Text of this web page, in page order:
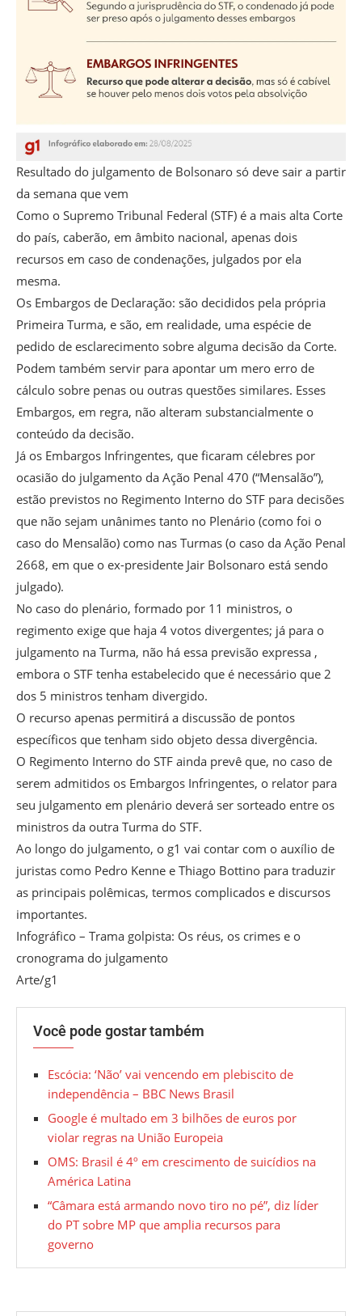
Resultado do julgamento de Bolsonaro só deve sair a partir
da semana que vem
Como o Supremo Tribunal Federal (STF) é a mais alta Corte
do país, caberão, em âmbito nacional, apenas dois
recursos em caso de condenações, julgados por ela
mesma.
Os Embargos de Declaração: são decididos pela própria
Primeira Turma, e são, em realidade, uma espécie de
pedido de esclarecimento sobre alguma decisão da Corte.
Podem também servir para apontar um mero erro de
cálculo sobre penas ou outras questões similares. Esses
Embargos, em regra, não alteram substancialmente o
conteúdo da decisão.
Já os Embargos Infringentes, que ficaram célebres por
ocasião do julgamento da Ação Penal 470 (“Mensalão”),
estão previstos no Regimento Interno do STF para decisões
que não sejam unânimes tanto no Plenário (como foi o
caso do Mensalão) como nas Turmas (o caso da Ação Penal
2668, em que o ex-presidente Jair Bolsonaro está sendo
julgado).
No caso do plenário, formado por 11 ministros, o
regimento exige que haja 4 votos divergentes; já para o
julgamento na Turma, não há essa previsão expressa ,
embora o STF tenha estabelecido que é necessário que 2
dos 5 ministros tenham divergido.
O recurso apenas permitirá a discussão de pontos
específicos que tenham sido objeto dessa divergência.
O Regimento Interno do STF ainda prevê que, no caso de
serem admitidos os Embargos Infringentes, o relator para
seu julgamento em plenário deverá ser sorteado entre os
ministros da outra Turma do STF.
Ao longo do julgamento, o g1 vai contar com o auxílio de
juristas como Pedro Kenne e Thiago Bottino para traduzir
as principais polêmicas, termos complicados e discursos
importantes.
Infográfico – Trama golpista: Os réus, os crimes e o
cronograma do julgamento
Arte/g1
Você pode gostar também
Escócia: ‘Não’ vai vencendo em plebiscito de
independência – BBC News Brasil
Google é multado em 3 bilhões de euros por
violar regras na União Europeia
OMS: Brasil é 4º em crescimento de suicídios na
América Latina
“Câmara está armando novo tiro no pé”, diz líder
do PT sobre MP que amplia recursos para
governo